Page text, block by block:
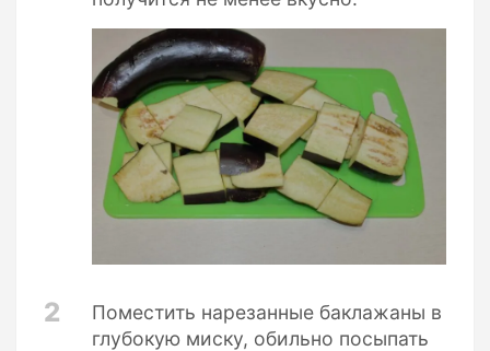
2
Поместить нарезанные баклажаны в
глубокую миску, обильно посыпать